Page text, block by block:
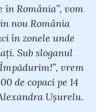
în România”, vom
nou România
în zonele unde
Sub sloganul
vrem
de copaci pe 14
Ușurelu.